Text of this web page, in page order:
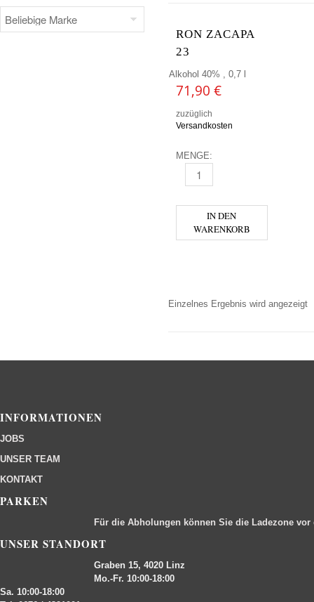
RON ZACAPA
23
Alkohol 40% , 0,7 l
71,90 €
zuzüglich
Versandkosten
MENGE:
RON ZACAPA 23 MENGE
IN DEN
WARENKORB
Einzelnes Ergebnis wird angezeigt
INFORMATIONEN
JOBS
UNSER TEAM
KONTAKT
PARKEN
Für die Abholungen können Sie die Ladezone
UNSER STANDORT
Graben 15, 4020 Linz
Mo.-Fr. 10:00-18:00
Sa. 10:00-18:00